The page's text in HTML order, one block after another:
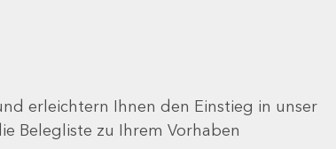
erleichtern Ihnen den Einstieg in unser
Belegliste zu Ihrem Vorhaben